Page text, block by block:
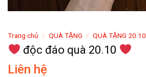
Trang chủ / QUÀ TẶNG / QUÀ TẶNG 20.10
độc đáo quà 20.10
Liên hệ